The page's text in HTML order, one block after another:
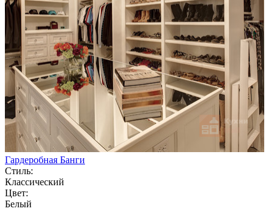
Гардеробная Банги
Стиль:
Классический
Цвет:
Белый